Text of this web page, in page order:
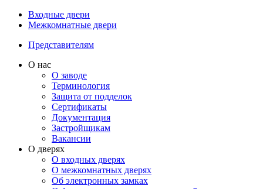
Входные двери
Межкомнатные двери
Представителям
О нас
О заводе
Терминология
Защита от подделок
Сертификаты
Документация
Застройщикам
Вакансии
О дверях
О входных дверях
О межкомнатных дверях
Об электронных замках